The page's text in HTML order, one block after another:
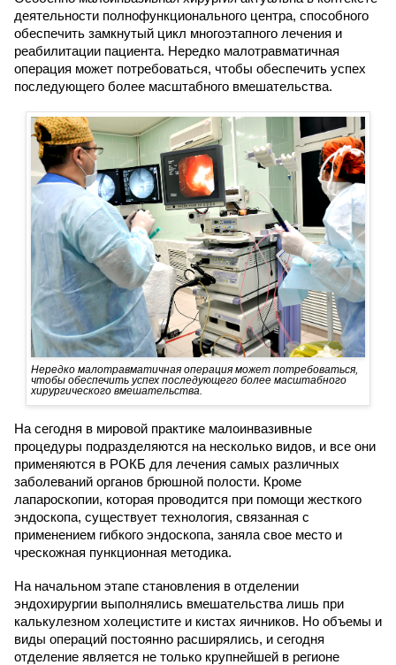
деятельности полнофункционального центра, способного
обеспечить замкнутый цикл многоэтапного лечения и
реабилитации пациента. Нередко малотравматичная
операция может потребоваться, чтобы обеспечить успех
последующего более масштабного вмешательства.
Нередко малотравматичная операция может потребоваться,
чтобы обеспечить успех последующего более масштабного
хирургического вмешательства.
На сегодня в мировой практике малоинвазивные
процедуры подразделяются на несколько видов, и все они
применяются в РОКБ для лечения самых различных
заболеваний органов брюшной полости. Кроме
лапароскопии, которая проводится при помощи жесткого
эндоскопа, существует технология, связанная с
применением гибкого эндоскопа, заняла свое место и
чрескожная пункционная методика.
На начальном этапе становления в отделении
эндохирургии выполнялись вмешательства лишь при
калькулезном холецистите и кистах яичников. Но объемы и
виды операций постоянно расширялись, и сегодня
отделение является не только крупнейшей в регионе